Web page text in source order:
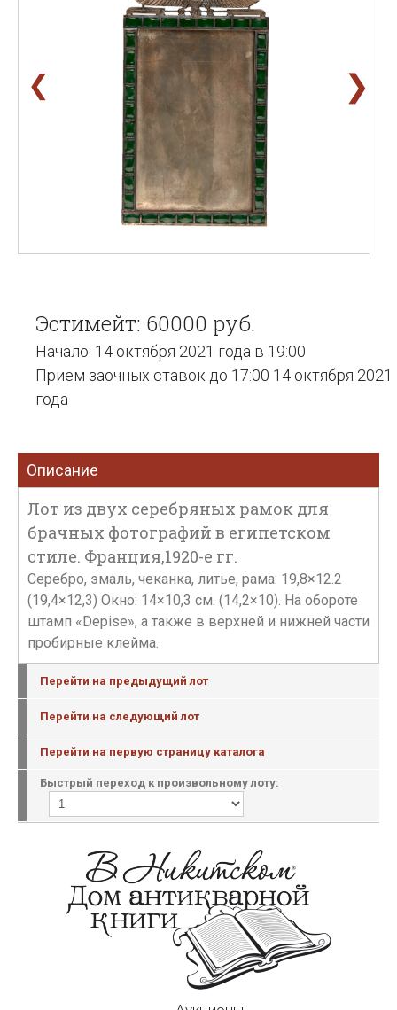
❮ ❯
Эстимейт: 60000 руб.
Начало: 14 октября 2021 года в 19:00
Прием заочных ставок до 17:00 14 октября 2021
года
Описание
Лот из двух серебряных рамок для
брачных фотографий в египетском
стиле. Франция,1920-е гг.
Серебро, эмаль, чеканка, литье, рама: 19,8×12.2
(19,4×12,3) Окно: 14×10,3 см. (14,2×10). На обороте
штамп «Depise», а также в верхней и нижней части
пробирные клейма.
Перейти на предыдущий лот
Перейти на следующий лот
Перейти на первую страницу каталога
Быстрый переход к произвольному лоту: